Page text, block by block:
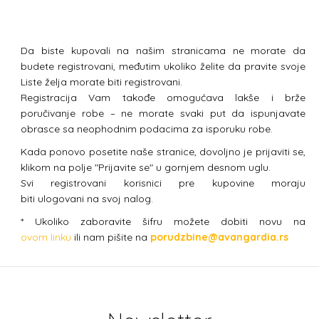
Da biste kupovali na našim stranicama ne morate da
budete registrovani, međutim ukoliko želite da pravite svoje
Liste želja morate biti registrovani.
Registracija Vam takođe omogućava lakše i brže
poručivanje robe – ne morate svaki put da ispunjavate
obrasce sa neophodnim podacima za isporuku robe.
Kada ponovo posetite naše stranice, dovoljno je prijaviti se,
klikom na polje "Prijavite se" u gornjem desnom uglu.
Svi registrovani korisnici pre kupovine moraju
biti ulogovani na svoj nalog.
* Ukoliko zaboravite šifru možete dobiti novu na
ovom linku ili nam pišite na porudzbine@avangardia.rs